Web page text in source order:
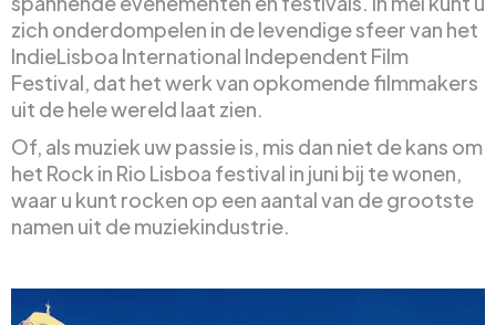
zich onderdompelen in de levendige sfeer van het
IndieLisboa International Independent Film
Festival, dat het werk van opkomende filmmakers
uit de hele wereld laat zien.
Of, als muziek uw passie is, mis dan niet de kans om
het Rock in Rio Lisboa festival in juni bij te wonen,
waar u kunt rocken op een aantal van de grootste
namen uit de muziekindustrie.